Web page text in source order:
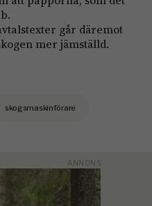
går däremot
mer jämställd.
skogsmaskinförare